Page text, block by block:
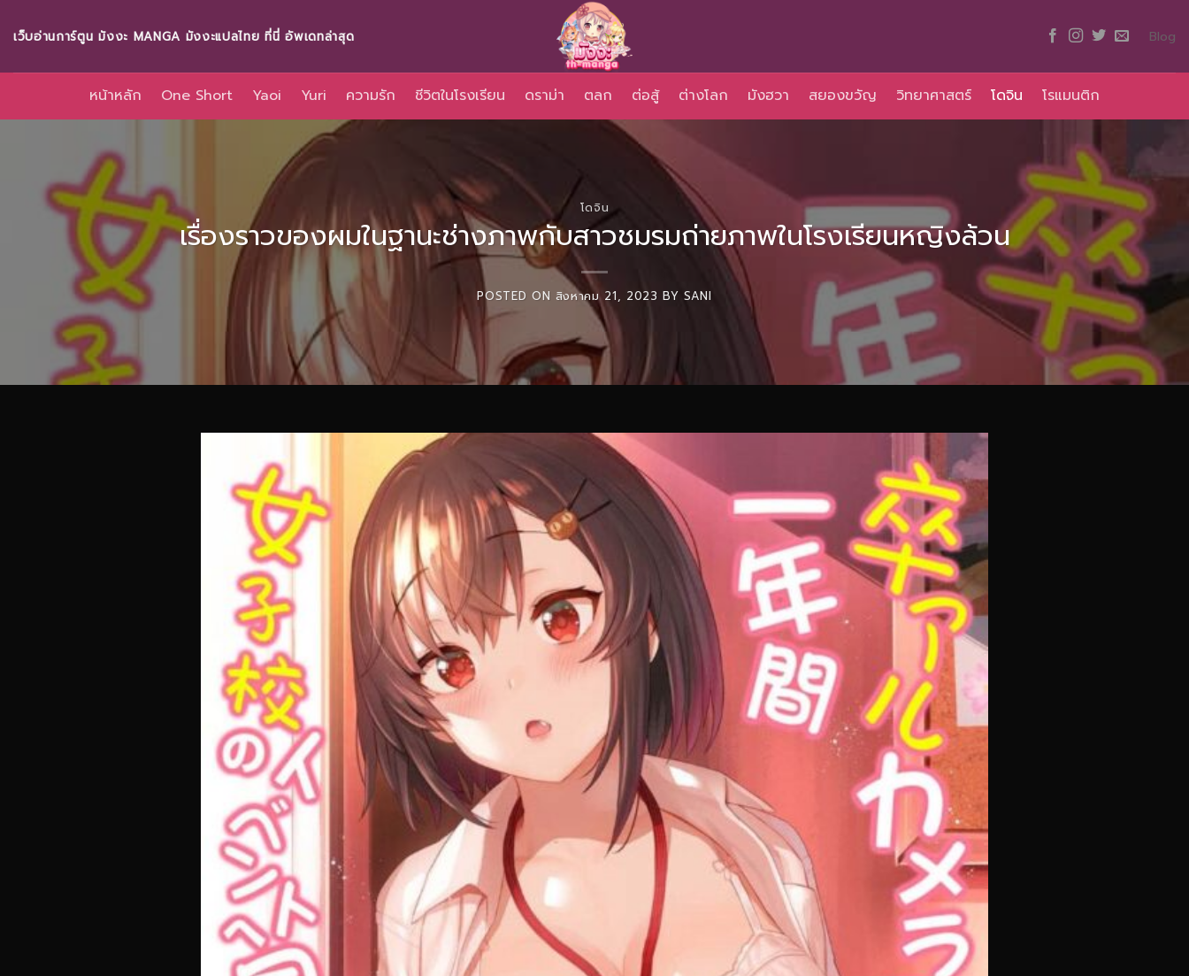
toเว็บอ่านการ์ตูน มังงะ MANGA มังงะแปลไทย ที่นี่ อัพเดทล่าสุด Blog
หน้าหลัก One Short Yaoi Yuri ความรัก ชีวิตในโรงเรียน ดราม่า ตลก ต่อสู้ ต่างโลก มังฮวา สยองขวัญ วิทยาศาสตร์ โดจิน โรแมนติก
โดจิน
เรื่องราวของผมในฐานะช่างภาพกับสาวชมรมถ่ายภาพในโรงเรียนหญิงล้วน
POSTED ON สิงหาคม 21, 2023 BYSANI